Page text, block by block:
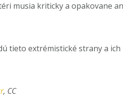
musia kriticky a opakovane
tieto extrémistické strany a
, CC